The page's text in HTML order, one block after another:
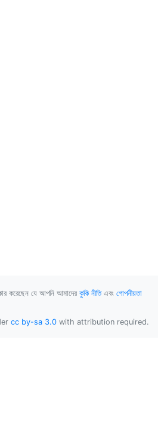
করেছেন যে আপনি আমাদের কুকি নীতিএবং গোপনীয়তা
cc by-sa 3.0 with attribution required.